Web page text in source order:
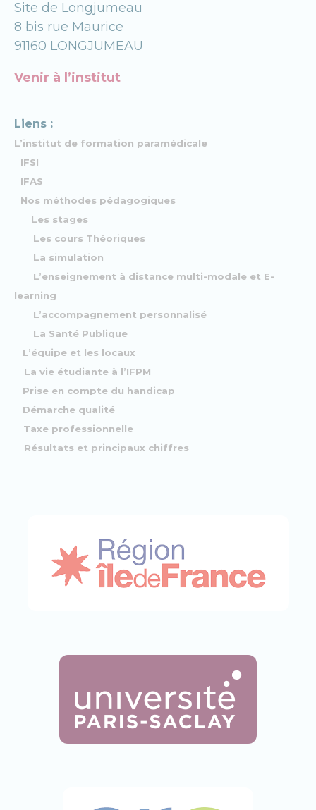
Site de Longjumeau
8 bis rue Maurice
91160 LONGJUMEAU
Venir à l’institut
Liens :
L’institut de formation paramédicale
IFSI
IFAS
Nos méthodes pédagogiques
Les stages
Les cours Théoriques
La simulation
L’enseignement à distance multi-modale et E-
learning
L’accompagnement personnalisé
La Santé Publique
L’équipe et les locaux
La vie étudiante à l’IFPM
Prise en compte du handicap
Démarche qualité
Taxe professionnelle
Résultats et principaux chiffres